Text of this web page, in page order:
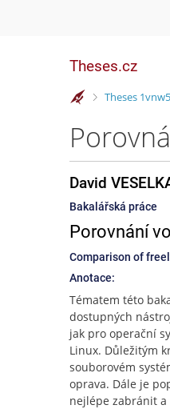
Theses.cz
>
Theses
David
Bakalářská práce
Porovnání
Comparison of
Anotace:
Tématem této
dostupných
jak pro operační
Linux. Důležitým
souborovém
oprava. Dále je
nejlépe zabránit